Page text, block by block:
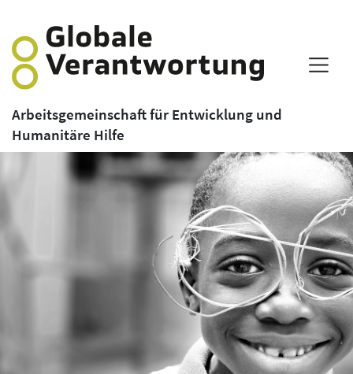
Arbeitsgemeinschaft für Entwicklung und
Humanitäre Hilfe